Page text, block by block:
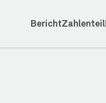
BerichtZahlenteil